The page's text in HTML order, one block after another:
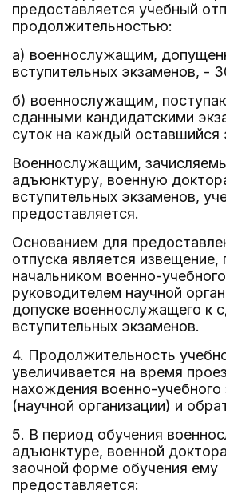
предоставляется учебный
продолжительностью:
а) военнослужащим,
вступительных экзаменов, -
б) военнослужащим,
сданными кандидатскими
суток на каждый оставшийся
Военнослужащим,
адъюнктуру, военную
вступительных экзаменов,
предоставляется.
Основанием для
отпуска является извещение,
начальником военно-
руководителем научной
допуске военнослужащего к
вступительных экзаменов.
4. Продолжительность
увеличивается на время
нахождения военно-учебного
(научной организации) и
5. В период обучения
адъюнктуре, военной
заочной форме обучения ему
предоставляется: